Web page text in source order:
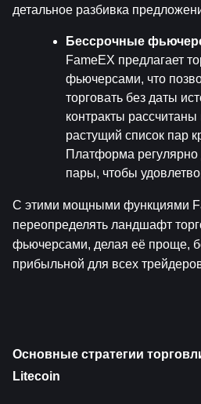
детальное разбивка
Бессрочные
FameEX предлагает
фьючерсами, что
торговать без даты
контракты
растущий список пар
Платформа
пары, чтобы
С этими мощными функциями
переопределять ландшафт
фьючерсами, делая её проще,
прибыльной для всех
Основные стратегии
Litecoin